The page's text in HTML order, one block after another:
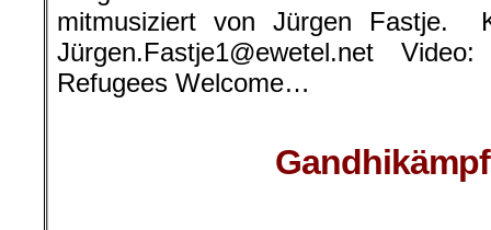
mitmusiziert von Jürgen Fastje.
Jürgen.Fastje1@ewetel.net
Refugees Welcome…